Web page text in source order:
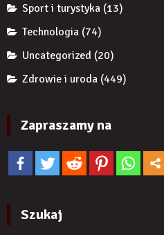
Sport i turystyka (13)
Technologia (74)
Uncategorized (20)
Zdrowie i uroda (449)
Zapraszamy na
Szukaj